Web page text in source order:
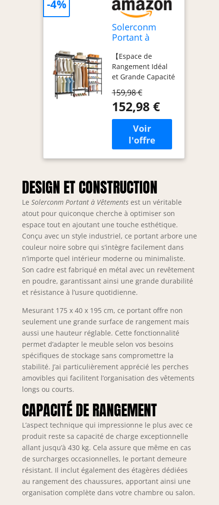
Solerconm
Portant à
avec Étagères à
Chaussures,
Porte
Vêtement sur
Pied en Métal
Hauteur
Réglable
175x40x195
CM, Charge
430KG pour
Présentation
Chambre Salon
【Espace de
Rangement Idéal
et Grande Capacité
Dimensions: 175(L)
x 40(L) x 195(H) CM.
Grande capacité
de charge jusqu'à
430 KG. Ces
étagères de
rangement de
offrent assez bien
d'espace de
rangement pour
accrocher des
vêtements, mettre
des sacs, des
chaussures, des
bagages et
d'autres besoins
de stockage.
【Réglable &
Multifonctionnel】
vêtements avec 6
couches d'étagères
au fil et 5 couches
d'étagères à
chaussures est
réglable selon vos
besoins, ce qui
sortes d'articles
différents. Les 3
perches amovibles
de ce porte-
vêtements
s'adaptent
facilement à la
longueur et à la
taille de vos
159,98 €
152,98 €
-4%
DESIGN ET CONSTRUCTION
Le Solerconm Portant à Vêtementsest un véritable
atout pour quiconque cherche à optimiser son
espace tout en ajoutant une touche esthétique.
Conçu avec un style industriel, ce portant arbore une
couleur noire sobre qui s’intègre facilement dans
n’importe quel intérieur moderne ou minimaliste.
Son cadre est fabriqué en métal avec un revêtement
en poudre, garantissant ainsi une grande durabilité
et résistance à l’usure quotidienne.
Mesurant 175 x 40 x 195 cm, ce portant offre non
seulement une grande surface de rangement mais
aussi une hauteur réglable. Cette fonctionnalité
permet d’adapter le meuble selon vos besoins
spécifiques de stockage sans compromettre la
stabilité. J’ai particulièrement apprécié les perches
amovibles qui facilitent l’organisation des vêtements
longs ou courts.
CAPACITÉ DE RANGEMENT
L’aspect technique qui impressionne le plus avec ce
produit reste sa capacité de charge exceptionnelle
allant jusqu’à 430 kg. Cela assure que même en cas
de surcharges occasionnelles, le portant demeure
résistant. Il inclut également des étagères dédiées
au rangement des chaussures, apportant ainsi une
organisation complète dans votre chambre ou salon.